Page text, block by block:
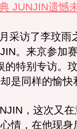
JUNJIN遗憾
采访了李玟雨
。来京参加
的特别专访。
是同样的愉快
，这次又在
情，在他现身